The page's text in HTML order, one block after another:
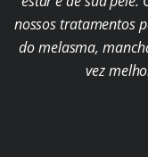
nossos tratamentos
do melasma,
vez